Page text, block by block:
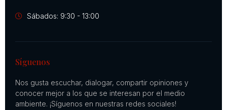
Sábados: 9:30 - 13:00
Síguenos
Nos gusta escuchar, dialogar, compartir opiniones y
conocer mejor a los que se interesan por el medio
ambiente. ¡Síguenos en nuestras redes sociales!